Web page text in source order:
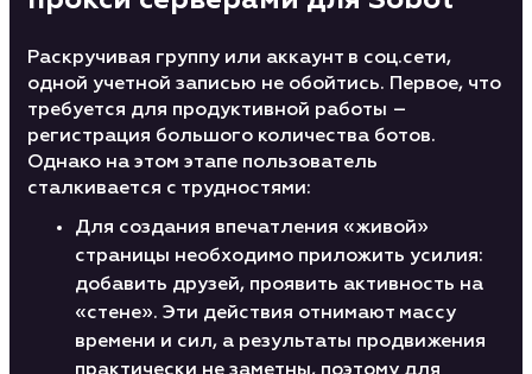
Раскручивая группу или аккаунт в соц.сети,
одной учетной записью не обойтись. Первое, что
требуется для продуктивной работы –
регистрация большого количества ботов.
Однако на этом этапе пользователь
сталкивается с трудностями:
Для создания впечатления «живой»
страницы необходимо приложить усилия:
добавить друзей, проявить активность на
«стене». Эти действия отнимают массу
времени и сил, а результаты продвижения